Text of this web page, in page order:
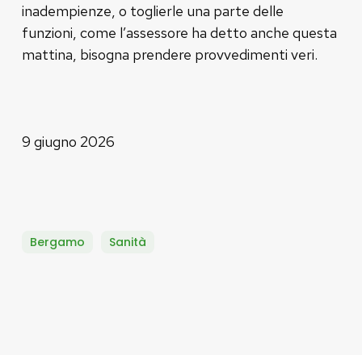
inadempienze, o toglierle una parte delle
funzioni, come l’assessore ha detto anche questa
mattina, bisogna prendere provvedimenti veri.
9 giugno 2026
Bergamo Sanità